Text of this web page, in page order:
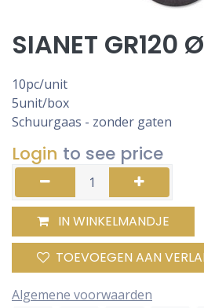
SIANET GR120
10pc/unit
5unit/box
Schuurgaas - zonder gaten
Login to see price
IN WINKELMANDJE
TOEVOEGEN AAN
Algemene voorwaarden